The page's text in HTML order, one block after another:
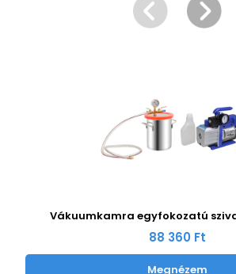
Vákuumkamra egyfokozatú
88 360 Ft
Megnézem